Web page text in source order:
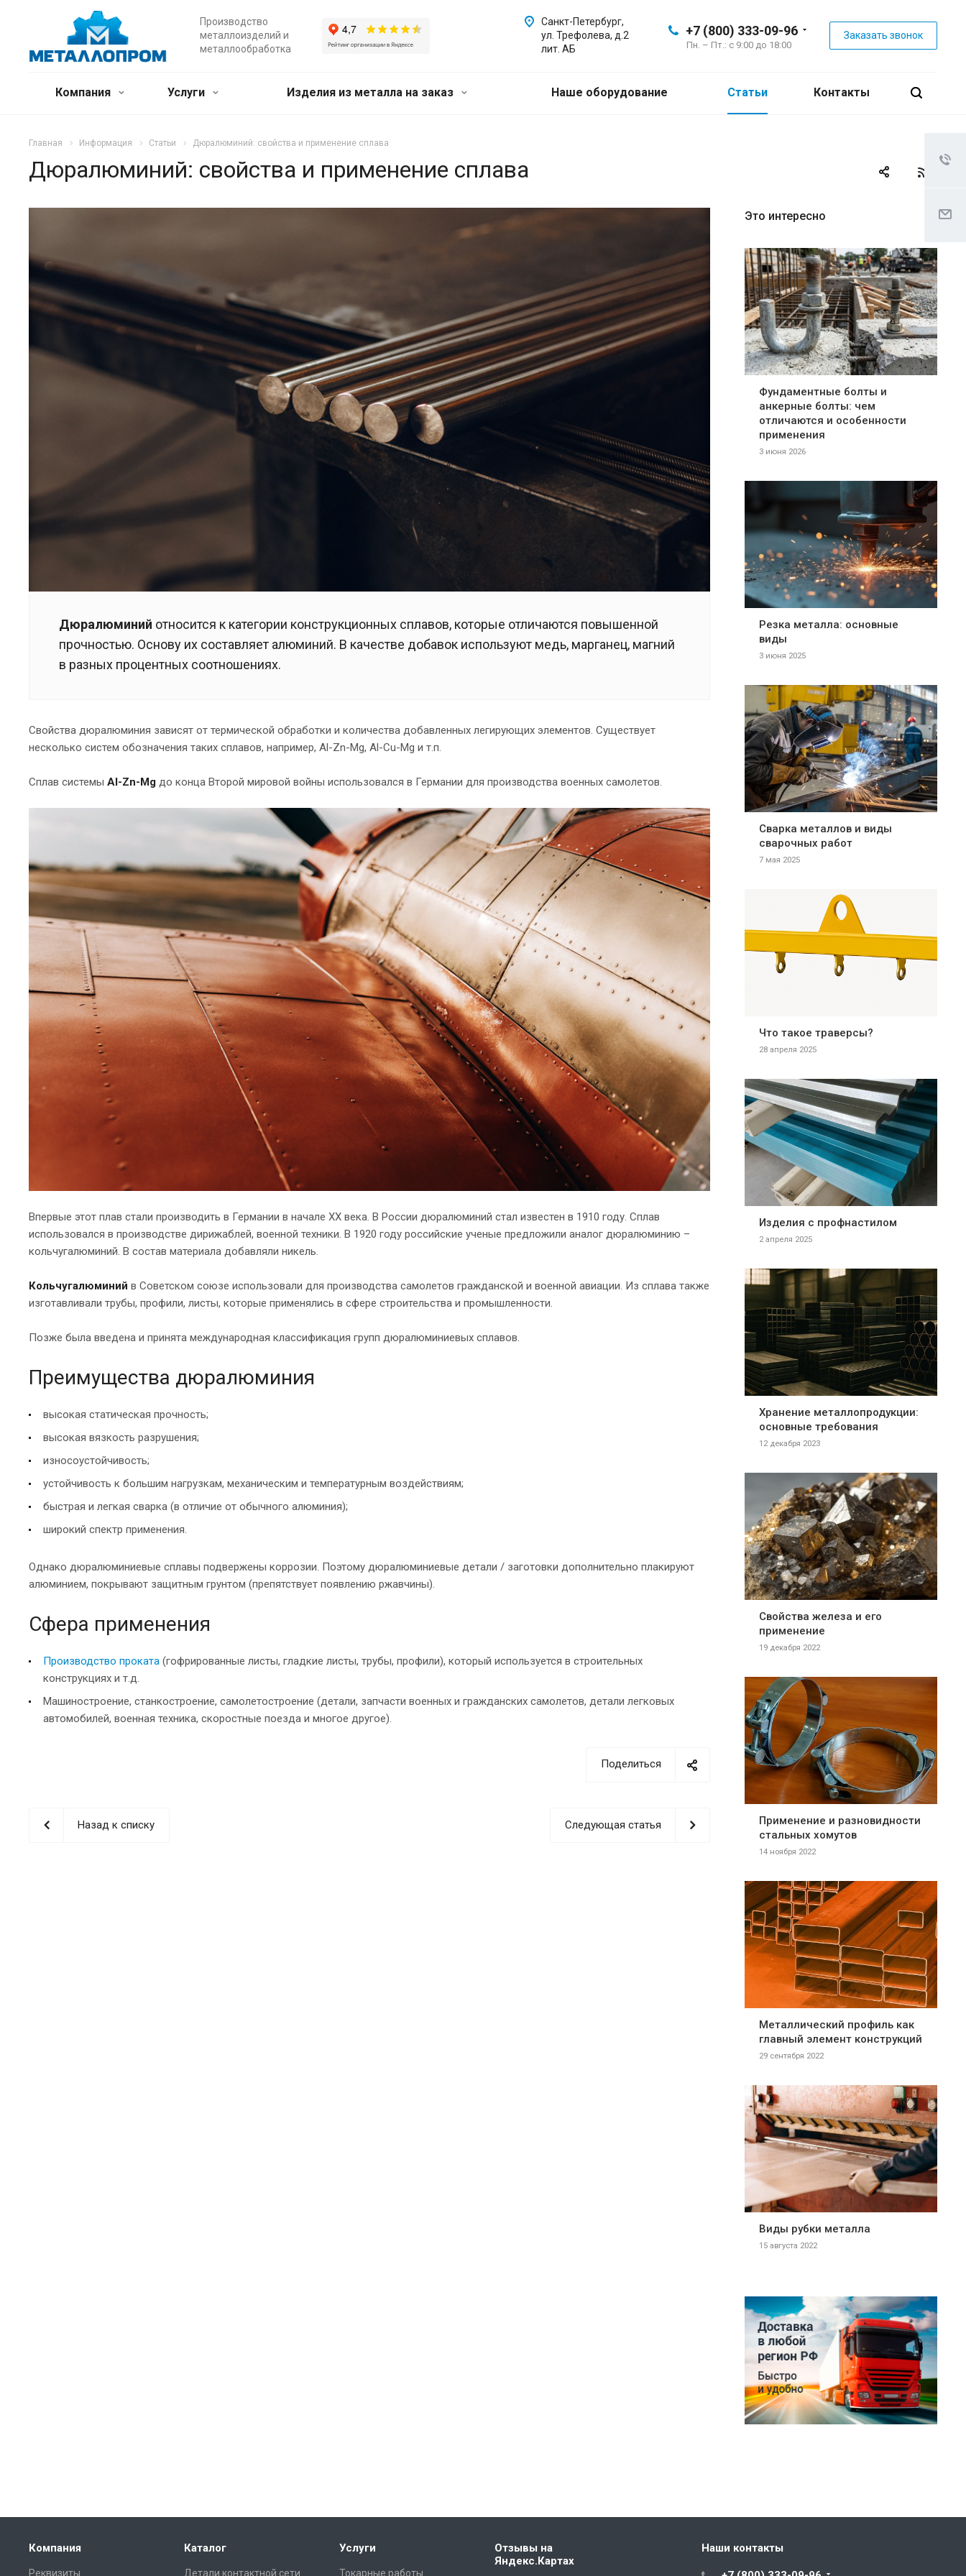
Производство
металлоизделий и
металлообработка
+7 (800) 333-09-96
Пн. – Пт.: с 9:00 до 18:00
Заказать звонок
Санкт-Петербург,
ул. Трефолева, д.2
лит. АБ
Компания Услуги Изделия из металла на заказ Наше оборудование Статьи Контакты
Главная Информация Статьи Дюралюминий: свойства и применение сплава
Дюралюминий: свойства и применение сплава
Дюралюминий относится к категории конструкционных сплавов, которые отличаются повышенной
прочностью. Основу их составляет алюминий. В качестве добавок используют медь, марганец, магний
в разных процентных соотношениях.
Свойства дюралюминия зависят от термической обработки и количества добавленных легирующих элементов. Существует
несколько систем обозначения таких сплавов, например, Al-Zn-Mg, Al-Cu-Mg и т.п.
Сплав системы Al-Zn-Mg до конца Второй мировой войны использовался в Германии для производства военных самолетов.
Впервые этот плав стали производить в Германии в начале XX века. В России дюралюминий стал известен в 1910 году. Сплав
использовался в производстве дирижаблей, военной техники. В 1920 году российские ученые предложили аналог дюралюминию –
кольчугалюминий. В состав материала добавляли никель.
Кольчугалюминий в Советском союзе использовали для производства самолетов гражданской и военной авиации. Из сплава также
изготавливали трубы, профили, листы, которые применялись в сфере строительства и промышленности.
Позже была введена и принята международная классификация групп дюралюминиевых сплавов.
Преимущества дюралюминия
высокая статическая прочность;
высокая вязкость разрушения;
износоустойчивость;
устойчивость к большим нагрузкам, механическим и температурным воздействиям;
быстрая и легкая сварка (в отличие от обычного алюминия);
широкий спектр применения.
Однако дюралюминиевые сплавы подвержены коррозии. Поэтому дюралюминиевые детали / заготовки дополнительно плакируют
алюминием, покрывают защитным грунтом (препятствует появлению ржавчины).
Сфера применения
Производство проката (гофрированные листы, гладкие листы, трубы, профили), который используется в строительных
конструкциях и т.д.
Машиностроение, станкостроение, самолетостроение (детали, запчасти военных и гражданских самолетов, детали легковых
автомобилей, военная техника, скоростные поезда и многое другое).
Поделиться
Назад к списку Следующая статья
Это интересно
Фундаментные болты и
анкерные болты: чем
отличаются и особенности
применения
3 июня 2026
Резка металла: основные
виды
3 июня 2025
Сварка металлов и виды
сварочных работ
7 мая 2025
Что такое траверсы?
28 апреля 2025
Изделия с профнастилом
2 апреля 2025
Хранение металлопродукции:
основные требования
12 декабря 2023
Свойства железа и его
применение
19 декабря 2022
Применение и разновидности
стальных хомутов
14 ноября 2022
Металлический профиль как
главный элемент конструкций
29 сентября 2022
Виды рубки металла
15 августа 2022
Компания
Реквизиты
Каталог
Детали контактной сети
Услуги
Токарные работы
Отзывы на
Яндекс.Картах
Наши контакты